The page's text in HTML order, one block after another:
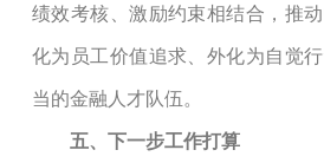
绩效考核、激励约束相结合，推
化为员工价值追求、外化为自觉
当的金融人才队伍。
五、下一步工作打算